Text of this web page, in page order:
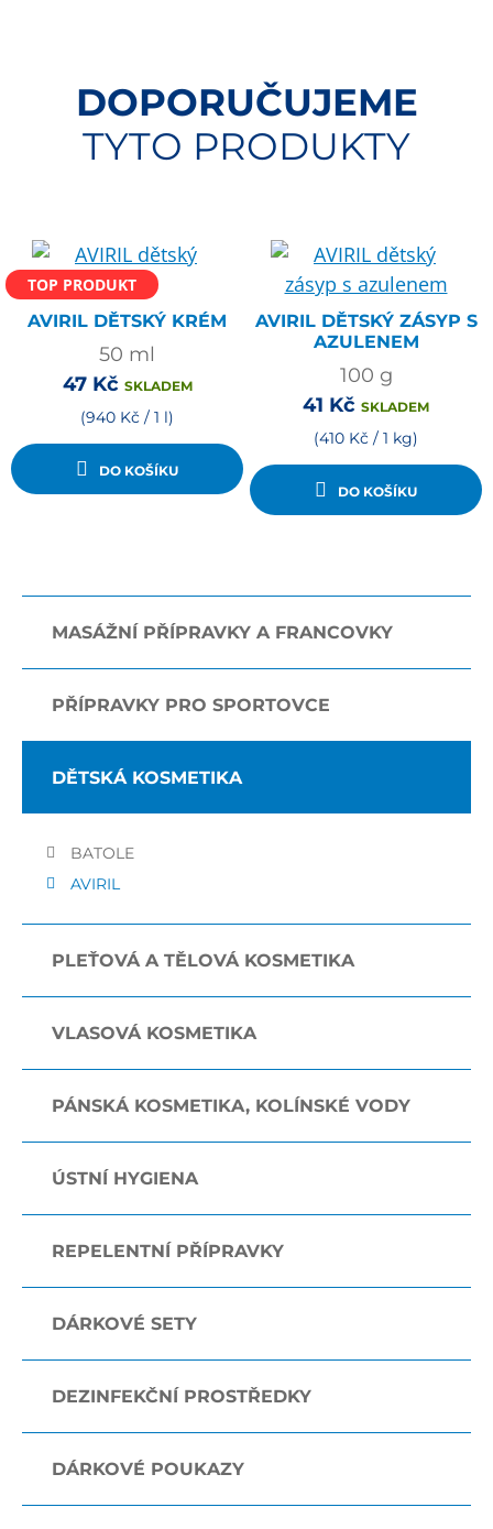
DOPORUČUJEME
TYTO PRODUKTY
TOP PRODUKT
AVIRIL DĚTSKÝ KRÉM
50 ml
47Kč SKLADEM
(940 Kč / 1 l)
DO KOŠÍKU
AVIRIL DĚTSKÝ ZÁSYP S
AZULENEM
100 g
41 Kč SKLADEM
(410 Kč / 1 kg)
DO KOŠÍKU
MASÁŽNÍ PŘÍPRAVKY A FRANCOVKY
PŘÍPRAVKY PRO SPORTOVCE
DĚTSKÁ KOSMETIKA
BATOLE
AVIRIL
PLEŤOVÁ A TĚLOVÁ KOSMETIKA
VLASOVÁ KOSMETIKA
PÁNSKÁ KOSMETIKA, KOLÍNSKÉ VODY
ÚSTNÍ HYGIENA
REPELENTNÍ PŘÍPRAVKY
DÁRKOVÉ SETY
DEZINFEKČNÍ PROSTŘEDKY
DÁRKOVÉ POUKAZY